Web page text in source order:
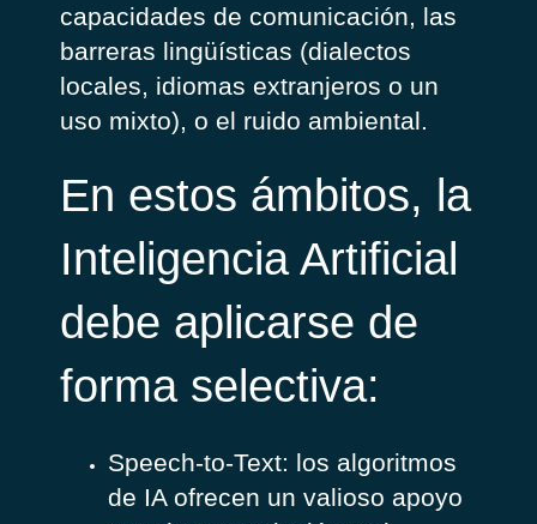
capacidades de comunicación, las
barreras lingüísticas (dialectos
locales, idiomas extranjeros o un
uso mixto), o el ruido ambiental.
En estos ámbitos, la
Inteligencia Artificial
debe aplicarse de
forma selectiva:
Speech-to-Text: los algoritmos
de IA ofrecen un valioso apoyo